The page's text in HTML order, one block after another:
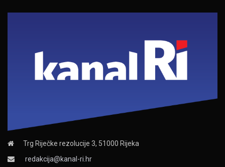
Trg Riječke rezolucije 3, 51000 Rijeka
redakcija@kanal-ri.hr